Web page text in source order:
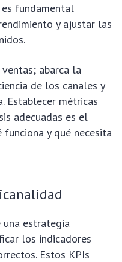
fundamental
y ajustar las
abarca la
de los canales y
Establecer métricas
adecuadas es el
funciona y qué necesita
estrategia
los indicadores
Estos KPIs